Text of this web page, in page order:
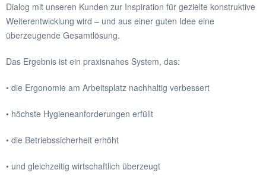
Dialog mit unseren Kunden zur Inspiration für gezielte konstruktive
Weiterentwicklung wird – und aus einer guten Idee eine
überzeugende Gesamtlösung.
Das Ergebnis ist ein praxisnahes System, das:
• die Ergonomie am Arbeitsplatz nachhaltig verbessert
• höchste Hygieneanforderungen erfüllt
• die Betriebssicherheit erhöht
• und gleichzeitig wirtschaftlich überzeugt